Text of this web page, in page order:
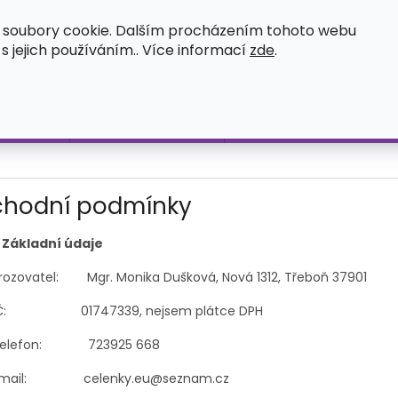
cookie. Dalším procházením tohoto webu
jejich používáním.. Více informací zde.
podmínky
Základní údaje
Mgr. Monika Dušková, Nová 1312, Třeboň 37901
01747339, nejsem plátce DPH
723925 668
celenky.eu@seznam.cz